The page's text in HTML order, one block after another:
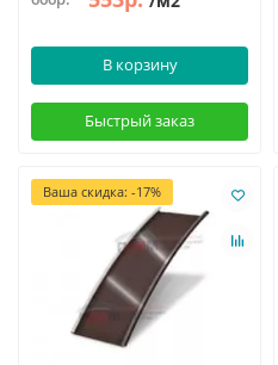
В корзину
Быстрый заказ
Ваша скидка: -17%